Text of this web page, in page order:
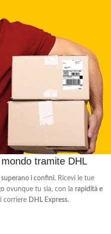
tramite DHL
superano i confini. Ricevi le tue
ovunque tu sia, con la rapidità e
corriere DHL Express.